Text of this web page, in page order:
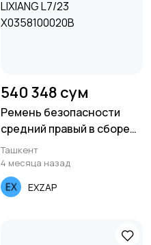
540 348 сум
Ремень безопасности
средний правый в сборе
LIXIANG L7/23
X0358100020B
Ташкент
4 месяца назад
EXZAP